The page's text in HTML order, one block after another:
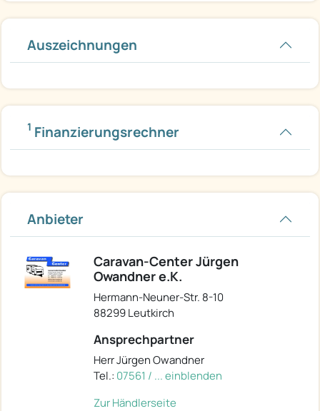
Auszeichnungen
1 Finanzierungsrechner
Anbieter
Caravan-Center Jürgen
Owandner e.K.
Hermann-Neuner-Str. 8-10
88299 Leutkirch
Ansprechpartner
Herr Jürgen Owandner
Tel.: 07561 / ... einblenden
Zur Händlerseite